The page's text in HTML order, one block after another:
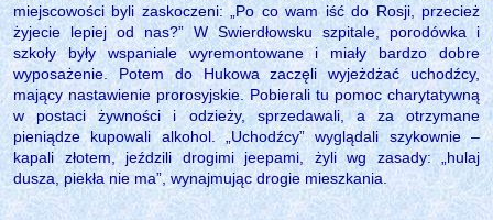
miejscowości byli zaskoczeni: „Po co wam iść do Rosji, przecież
żyjecie lepiej od nas?” W Swierdłowsku szpitale, porodówka i
szkoły były wspaniale wyremontowane i miały bardzo dobre
wyposażenie. Potem do Hukowa zaczęli wyjeżdżać uchodźcy,
mający nastawienie prorosyjskie. Pobierali tu pomoc charytatywną
w postaci żywności i odzieży, sprzedawali, a za otrzymane
pieniądze kupowali alkohol. „Uchodźcy” wyglądali szykownie –
kapali złotem, jeździli drogimi jeepami, żyli wg zasady: „hulaj
dusza, piekła nie ma”, wynajmując drogie mieszkania.